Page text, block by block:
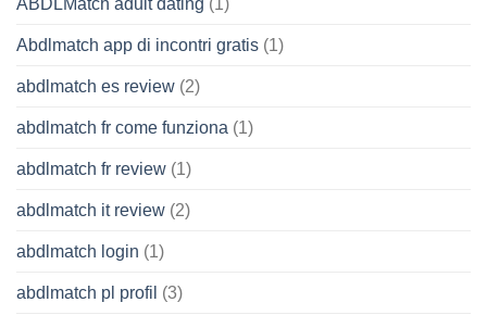
ABDLMatch adult dating (1)
Abdlmatch app di incontri gratis (1)
abdlmatch es review (2)
abdlmatch fr come funziona (1)
abdlmatch fr review (1)
abdlmatch it review (2)
abdlmatch login (1)
abdlmatch pl profil (3)